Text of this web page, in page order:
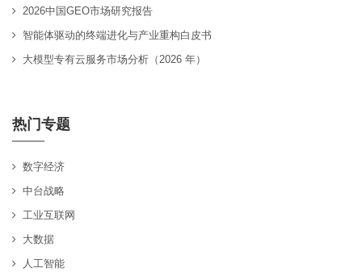
2026中国GEO市场研究报告
智能体驱动的终端进化与产业重构白皮书
大模型专有云服务市场分析（2026 年）
热门专题
数字经济
中台战略
工业互联网
大数据
人工智能